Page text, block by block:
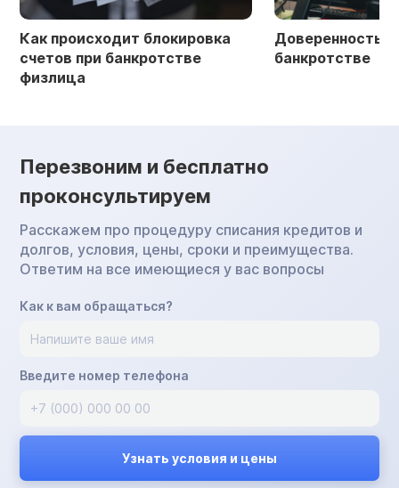
Как происходит блокировка
счетов при банкротстве
физлица
Доверенность
банкротстве
Перезвоним и бесплатно
проконсультируем
Расскажем про процедуру списания кредитов и
долгов, условия, цены, сроки и преимущества.
Ответим на все имеющиеся у вас вопросы
Как к вам обращаться?
Введите номер телефона